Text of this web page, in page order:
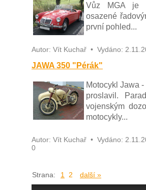
Vůz MGA je
osazené
první pohled...
Autor: Vít Kuchař • Vydáno:
JAWA 350 "Pérák"
Motocykl Jawa
proslavil.
vojenským
motocykly...
Autor: Vít Kuchař • Vydáno:
0
Strana: 1 2 další »